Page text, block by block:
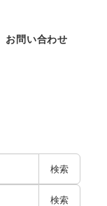
お問い合わせ
検索
検索